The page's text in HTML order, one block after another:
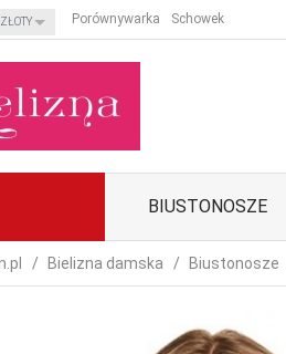
Porównywarka Schowek
BIUSTONOSZE
Bielizna damska Biustonosze